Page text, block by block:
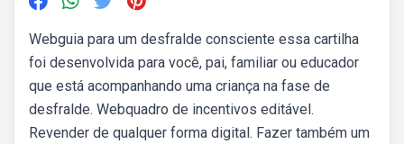
Webguia para um desfralde consciente essa cartilha
foi desenvolvida para você, pai, familiar ou educador
que está acompanhando uma criança na fase de
desfralde. Webquadro de incentivos editável.
Revender de qualquer forma digital. Fazer também um